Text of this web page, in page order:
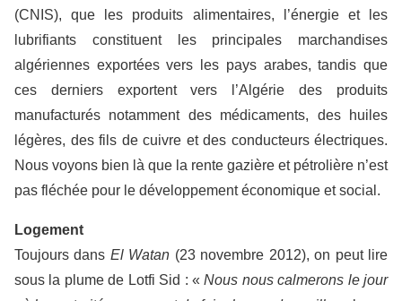
(CNIS), que les produits alimentaires, l’énergie et les
lubrifiants constituent les principales marchandises
algériennes exportées vers les pays arabes, tandis que
ces derniers exportent vers l’Algérie des produits
manufacturés notamment des médicaments, des huiles
légères, des fils de cuivre et des conducteurs électriques.
Nous voyons bien là que la rente gazière et pétrolière n’est
pas fléchée pour le développement économique et social.
Logement
Toujours dans El Watan (23 novembre 2012), on peut lire
sous la plume de Lotfi Sid : « Nous nous calmerons le jour